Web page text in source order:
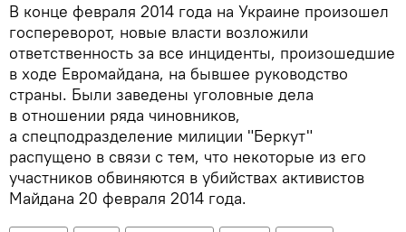
В конце февраля 2014 года на Украине произошел
госпереворот, новые власти возложили
ответственность за все инциденты, произошедшие
в ходе Евромайдана, на бывшее руководство
страны. Были заведены уголовные дела
в отношении ряда чиновников,
а спецподразделение милиции "Беркут"
распущено в связи с тем, что некоторые из его
участников обвиняются в убийствах активистов
Майдана 20 февраля 2014 года.